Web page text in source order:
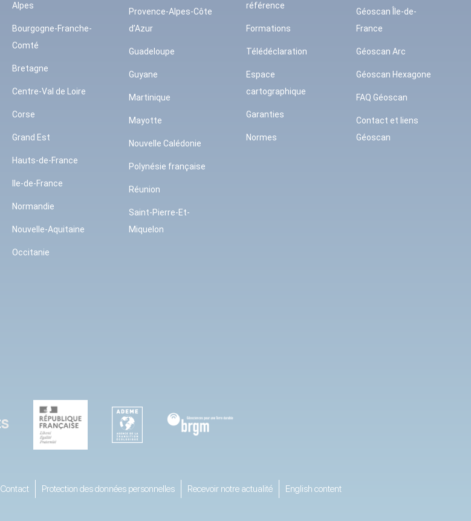
Alpes
Bourgogne-Franche-
Comté
Bretagne
Centre-Val de Loire
Corse
Grand Est
Hauts-de-France
Ile-de-France
Normandie
Nouvelle-Aquitaine
Occitanie
Provence-Alpes-Côte
d’Azur
Guadeloupe
Guyane
Martinique
Mayotte
Nouvelle Calédonie
Polynésie française
Réunion
Saint-Pierre-Et-
Miquelon
référence
Formations
Télédéclaration
Espace
cartographique
Garanties
Normes
Géoscan Île-de-
France
Géoscan Arc
Géoscan Hexagone
FAQ Géoscan
Contact et liens
Géoscan
Contact Protection des données personnelles Recevoir notre actualité English content